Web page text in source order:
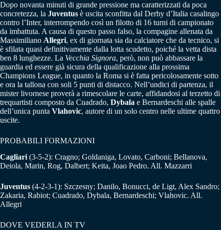
Dopo novanta minuti di grande pressione ma caratterizzati da poca
concretezza, la Juventus è uscita sconfitta dal Derby d’Italia casalingo
contro l’Inter, interrompendo così un filotto di 16 turni di campionato
da imbattuta. A causa di questo passo falso, la compagine allenata da
Massimiliano Allegri, ex di giornata sia da calciatore che da tecnico, si
è sfilata quasi definitivamente dalla lotta scudetto, poiché la vetta dista
ben 8 lunghezze. La Vecchia Signora, però, non può abbassare la
guardia ed essere già sicura della qualificazione alla prossima
Champions League, in quanto la Roma si è fatta pericolosamente sotto
e ora la tallona con soli 5 punti di distacco. Nell’undici di partenza, il
mister livornese proverà a rimescolare le carte, affidandosi al terzetto di
trequartisti composto da Cuadrado, Dybala e Bernardeschi alle spalle
dell’unica punta Vlahovic, autore di un solo centro nelle ultime quattro
uscite.
PROBABILI FORMAZIONI
Cagliari (3-5-2): Cragno; Goldaniga, Lovato, Carboni; Bellanova,
Deiola, Marin, Rog, Dalbert; Keita, Joao Pedro. All. Mazzarri
Juventus (4-2-3-1): Szczesny; Danilo, Bonucci, de Ligt, Alex Sandro;
Zakaria, Rabiot; Cuadrado, Dybala, Bernardeschi; Vlahovic. All.
Allegri
DOVE VEDERLA IN TV